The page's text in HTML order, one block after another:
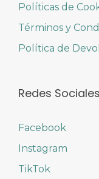
Políticas de
Términos y
Política de
Redes Sociales
Facebook
Instagram
TikTok